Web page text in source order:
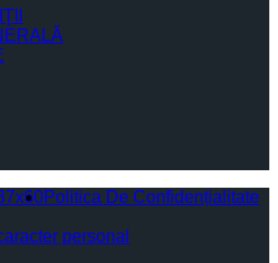
Politica De Confidențialitate
personal